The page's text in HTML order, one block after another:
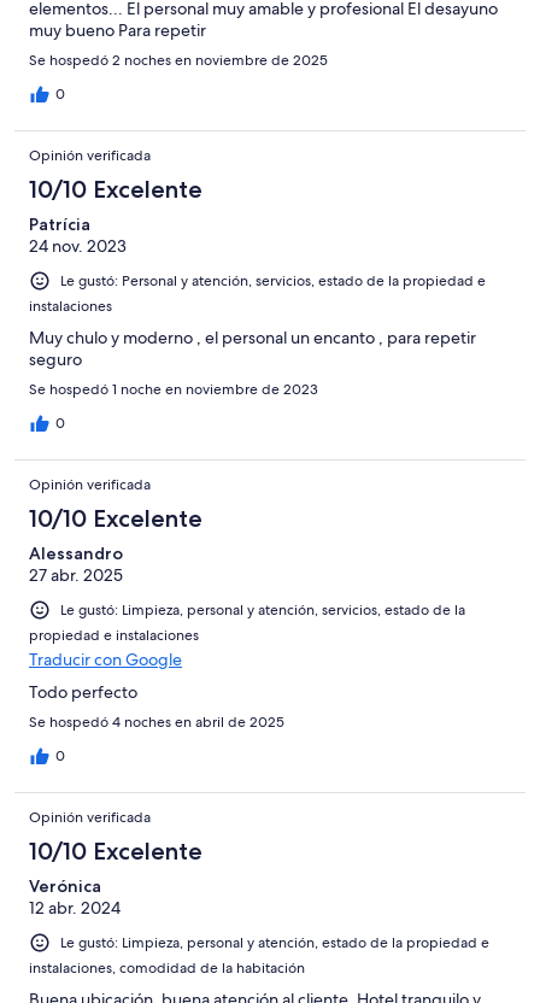
elementos... El personal muy amable y profesional El desayuno
muy bueno Para repetir
Se hospedó 2 noches en noviembre de 2025
0
Opinión verificada
10/10 Excelente
Patrícia
24 nov. 2023
Le gustó: Personal y atención, servicios, estado de la propiedad e
instalaciones
Muy chulo y moderno , el personal un encanto , para repetir
seguro
Se hospedó 1 noche en noviembre de 2023
0
Opinión verificada
10/10 Excelente
Alessandro
27 abr. 2025
Le gustó: Limpieza, personal y atención, servicios, estado de la
propiedad e instalaciones
Traducir con Google
Todo perfecto
Se hospedó 4 noches en abril de 2025
0
Opinión verificada
10/10 Excelente
Verónica
12 abr. 2024
Le gustó: Limpieza, personal y atención, estado de la propiedad e
instalaciones, comodidad de la habitación